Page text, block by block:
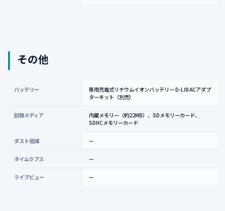
その他
バッテリー
専用充電式リチウムイオンバッテリー D-LI8 ACアダプ
ターキット（別売）
記録メディア
内蔵メモリー（約22MB）、SDメモリーカード、
SDHCメモリーカード
ダスト低減 —
タイムラプス —
ライブビュー —